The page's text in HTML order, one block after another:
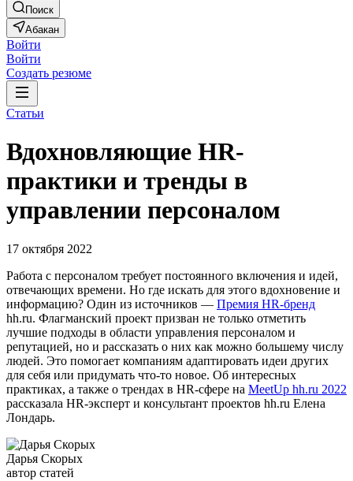
Поиск
Абакан
Войти
Войти
Создать резюме
Статьи
Вдохновляющие HR-
практики и тренды в
управлении персоналом
17 октября 2022
Работа с персоналом требует постоянного включения и идей,
отвечающих времени. Но где искать для этого вдохновение и
информацию? Один из источников — Премия HR-бренд
hh.ru. Флагманский проект призван не только отметить
лучшие подходы в области управления персоналом и
репутацией, но и рассказать о них как можно большему числу
людей. Это помогает компаниям адаптировать идеи других
для себя или придумать что-то новое. Об интересных
практиках, а также о трендах в HR-сфере на MeetUp hh.ru 2022
рассказала HR-эксперт и консультант проектов hh.ru Елена
Лондарь.
Дарья Скорых
автор статей